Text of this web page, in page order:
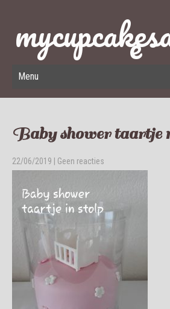
e
Menu
Baby shower taartje
22/06/2019 Geen reacties